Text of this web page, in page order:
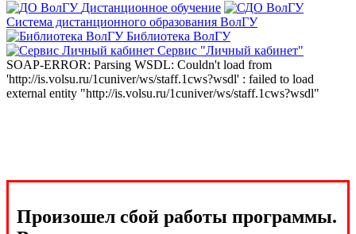
Дистанционное обучение
Система дистанционного образования ВолГУ
Библиотека ВолГУ
Сервис "Личный кабинет"
SOAP-ERROR: Parsing WSDL: Couldn't load from
'http://is.volsu.ru/1cuniver/ws/staff.1cws?wsdl' : failed to load
external entity "http://is.volsu.ru/1cuniver/ws/staff.1cws?wsdl"
Произошел сбой работы программы.